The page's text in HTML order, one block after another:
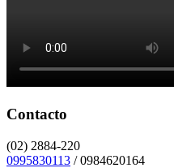
Contacto
(02) 2884-220
0995830113 / 0984620164